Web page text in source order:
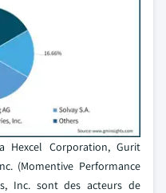
Hexcel Corporation, Gurit
(Momentive Performance
Inc. sont des acteurs de